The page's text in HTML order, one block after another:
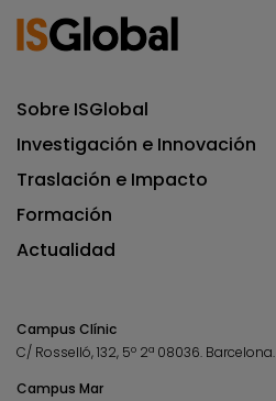
Sobre ISGlobal
Investigación e Innovación
Traslación e Impacto
Formación
Actualidad
Campus Clínic
C/ Rosselló, 132, 5º 2ª 08036. Barcelona.
Campus Mar